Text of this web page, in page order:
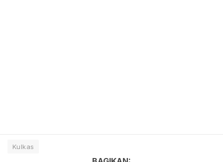
Kulkas